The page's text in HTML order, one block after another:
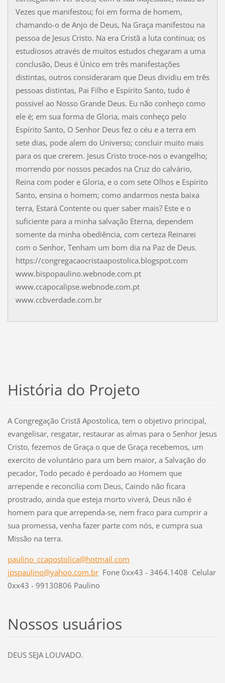
Vezes que manifestou; foi em forma de homem,
chamando-o de Anjo de Deus, Na Graça manifestou na
pessoa de Jesus Cristo. Na era Cristã a luta continua; os
estudiosos através de muitos estudos chegaram a uma
conclusão, Deus é Único em três manifestações
distintas, outros consideraram que Deus dividiu em três
pessoas distintas, Pai Filho e Espírito Santo, tudo é
possivel ao Nosso Grande Deus. Eu não conheço como
ele é; em sua forma de Gloria, mais conheço pelo
Espírito Santo, O Senhor Deus fez o céu e a terra em
sete dias, pode alem do Universo; concluir muito mais
para os que crerem. Jesus Cristo troce-nos o evangelho;
morrendo por nossos pecados na Cruz do calvário,
Reina com poder e Gloria, e o com sete Olhos e Espírito
Santo, ensina o homem; como andarmos nesta baixa
terra, Estará Contente ou quer saber mais? Este e o
suficiente para a minha salvação Eterna, dependem
somente da minha obediência, com certeza Reinarei
com o Senhor, Tenham um bom dia na Paz de Deus.
https://congregacaocristaapostolica.blogspot.com
www.bispopaulino.webnode.com.pt
www.ccapocalipse.webnode.com.pt
www.ccbverdade.com.br
História do Projeto
A Congregação Cristã Apostolica, tem o objetivo principal,
evangelisar, resgatar, restaurar as almas para o Senhor Jesus
Cristo, fezemos de Graça o que de Graça recebemos, um
exercito de voluntário para um bem maior, a Salvação do
pecador, Todo pecado é perdoado ao Homem que
arrepende e reconcilia com Deus, Caindo não ficara
prostrado, ainda que esteja morto viverá, Deus não é
homem para que arrependa-se, nem fraco para cumprir a
sua promessa, venha fazer parte com nós, e cumpra sua
Missão na terra.
paulino_ccapostolica@hotmail.com
jpspaulino@yahoo.com.brFone 0xx43 - 3464.1408 Celular
0xx43 - 99130806 Paulino
Nossos usuários
DEUS SEJA LOUVADO.